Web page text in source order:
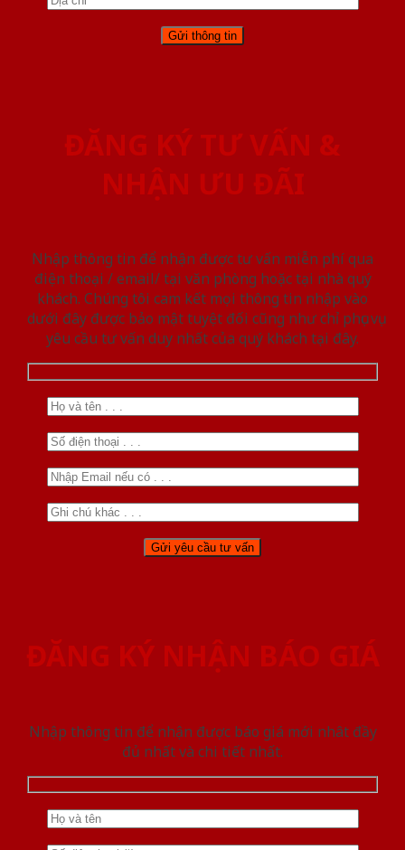
ĐĂNG KÝ TƯ VẤN &
NHẬN ƯU ĐÃI
Nhập thông tin để nhận được tư vấn miễn phí qua
điện thoại / email/ tại văn phòng hoặc tại nhà quý
khách. Chúng tôi cam kết mọi thông tin nhập vào
dưới đây được bảo mật tuyệt đối cũng như chỉ phục vụ
yêu cầu tư vấn duy nhất của quý khách tại đây.
ĐĂNG KÝ NHẬN BÁO GIÁ
Nhập thông tin để nhận được báo giá mới nhât đầy
đủ nhất và chi tiết nhất.